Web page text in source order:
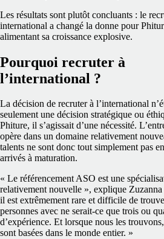
Les résultats sont plutôt concluants : le
international a changé la donne pour
alimentant sa croissance explosive.
Pourquoi recruter à
l’international ?
La décision de recruter à l’international
seulement une décision stratégique ou
Phiture, il s’agissait d’une nécessité.
opère dans un domaine relativement
talents ne sont donc tout simplement pas
arrivés à maturation.
« Le référencement ASO est une
relativement nouvelle », explique
il est extrêmement rare et difficile de
personnes avec ne serait-ce que trois ou
d’expérience. Et lorsque nous les
sont basées dans le monde entier. »